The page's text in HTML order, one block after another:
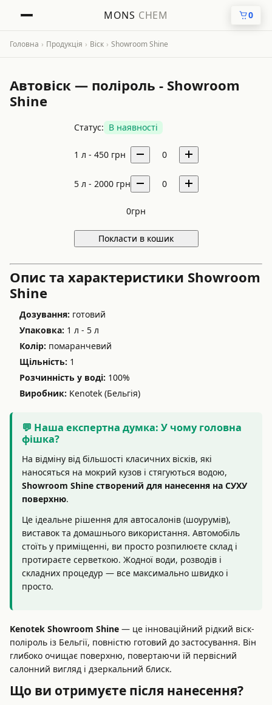
MONS CHEM 0
Головна › Продукція › Віск › Showroom Shine
Автовіск — поліроль - Showroom
Shine
Статус: В наявності
1 л - 450 грн 0
5 л - 2000 грн 0
0грн
Покласти в кошик
Опис та характеристики Showroom
Shine
Дозування: готовий
Упаковка: 1 л - 5 л
Колір: помаранчевий
Щільність: 1
Розчинність у воді: 100%
Виробник: Kenotek (Бельгія)
💬 Наша експертна думка: У чому головна
фішка?
На відміну від більшості класичних вісків, які
наносяться на мокрий кузов і стягуються водою,
Showroom Shine створений для нанесення на СУХУ
поверхню.
Це ідеальне рішення для автосалонів (шоурумів),
виставок та домашнього використання. Автомобіль
стоїть у приміщенні, ви просто розпилюєте склад і
протираєте серветкою. Жодної води, розводів і
складних процедур — все максимально швидко і
просто.
Kenotek Showroom Shine — це інноваційний рідкий віск-
поліроль із Бельгії, повністю готовий до застосування. Він
глибоко очищає поверхню, повертаючи їй первісний
салонний вигляд і дзеркальний блиск.
Що ви отримуєте після нанесення?